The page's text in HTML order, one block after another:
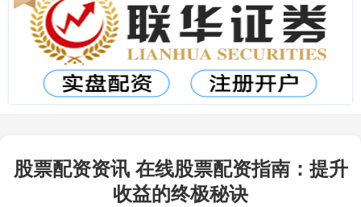
股票配资资讯 在线股票配资指南：提升
收益的终极秘诀